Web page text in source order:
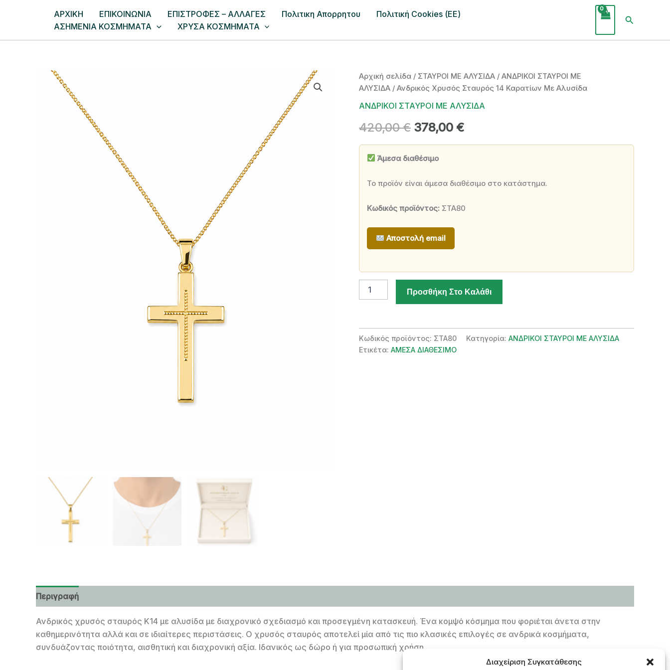
Διαχείριση Συγκατάθεσης
AΡΧΙΚΗ ΕΠΙΚΟΙΝΩΝΙΑ EΠΙΣΤΡΟΦΕΣ – ΑΛΛΑΓΕΣ Πολιτικη Απορρητου
Πολιτική Cookies (ΕΕ)
ΑΣΗΜΕΝΙΑ ΚΟΣΜΗΜΑΤΑ
ΧΡΥΣΑ ΚΟΣΜΗΜΑΤΑ
Αρχική σελίδα / ΣΤΑΥΡΟΙ ΜΕ ΑΛΥΣΙΔΑ / ΑΝΔΡΙΚΟΙ ΣΤΑΥΡΟΙ ΜΕ
ΑΛΥΣΙΔΑ / Ανδρικός Χρυσός Σταυρός 14 Καρατίων Με Αλυσίδα
ΑΝΔΡΙΚΟΙ ΣΤΑΥΡΟΙ ΜΕ ΑΛΥΣΙΔΑ
420,00€ Original
price
was:
420,00 €.
378,00 €Η
τρέχουσα
είναι:
378,00 €.
Άμεσα διαθέσιμο
Το προϊόν είναι άμεσα διαθέσιμο στο κατάστημα.
Κωδικός προϊόντος: ΣΤΑ80
Αποστολή email
Χρυσός
Με
Αλυσίδα
ποσότητα
Προσθήκη Στο Καλάθι
Κωδικός προϊόντος: ΣΤΑ80 Κατηγορία: ΑΝΔΡΙΚΟΙ ΣΤΑΥΡΟΙ ΜΕ ΑΛΥΣΙΔΑ
Ετικέτα: ΑΜΕΣΑ ΔΙΑΘΕΣΙΜΟ
Περιγραφή
Ανδρικός χρυσός σταυρός Κ14 με αλυσίδα με διαχρονικό σχεδιασμό και προσεγμένη κατασκευή. Ένα κομψό κόσμημα που φοριέται άνετα στην
καθημερινότητα αλλά και σε ιδιαίτερες περιστάσεις. Ο χρυσός σταυρός αποτελεί μία από τις πιο κλασικές επιλογές σε ανδρικά κοσμήματα,
συνδυάζοντας ποιότητα, αισθητική και διαχρονική αξία. Ιδανικός ως δώρο ή για προσωπική χρήση.